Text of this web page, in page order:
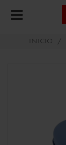
INICIO /